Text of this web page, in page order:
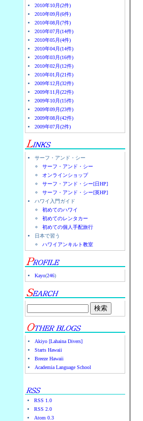
2010年10月(2件)
2010年09月(6件)
2010年08月(7件)
2010年07月(14件)
2010年05月(4件)
2010年04月(14件)
2010年03月(16件)
2010年02月(12件)
2010年01月(21件)
2009年12月(32件)
2009年11月(22件)
2009年10月(15件)
2009年09月(23件)
2009年08月(42件)
2009年07月(2件)
サーフ・アンド・シー
サーフ・アンド・シー
オンラインショップ
サーフ・アンド・シー[日HP]
サーフ・アンド・シー[英HP]
ハワイ入門ガイド
初めてのハワイ
初めてのレンタカー
初めての個人手配旅行
日本で習う
ハワイアンキルト教室
Kayo(246)
Akiyo [Lahaina Divers]
Starts Hawaii
Breeze Hawaii
Academia Language School
RSS 1.0
RSS 2.0
Atom 0.3